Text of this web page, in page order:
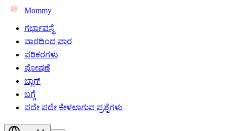
Mommy
ಗರ್ಭಾವಸ್ಥೆ
ವಾರದಿಂದ ವಾರ
ಪರಿಕರಗಳು
ಪೋಷಣೆ
ಬ್ಲಾಗ್
ಬಗ್ಗೆ
ಪದೇ ಪದೇ ಕೇಳಲಾಗುವ ಪ್ರಶ್ನೆಗಳು